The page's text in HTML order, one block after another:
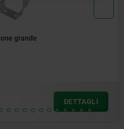
grande
DETTAGLI